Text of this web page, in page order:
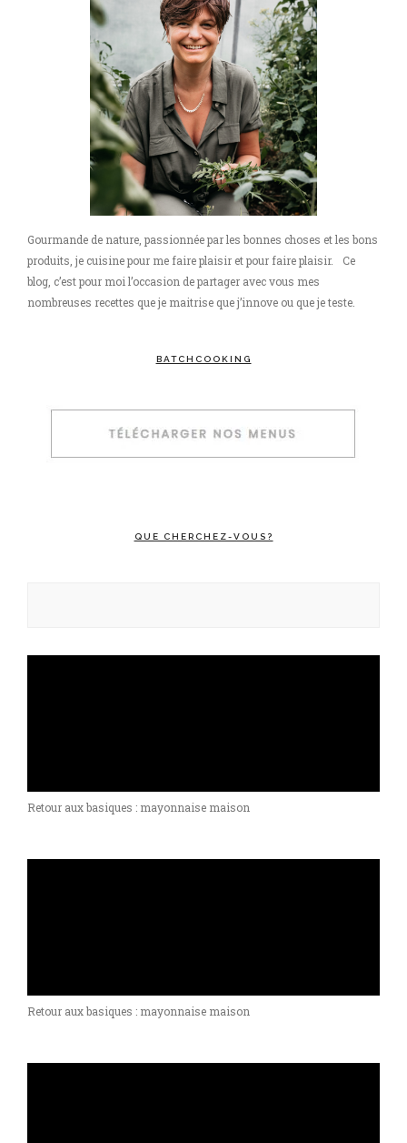
Gourmande de nature, passionnée par les bonnes choses et les bons
produits, je cuisine pour me faire plaisir et pour faire plaisir. Ce
blog, c’est pour moi l’occasion de partager avec vous mes
nombreuses recettes que je maitrise que j’innove ou que je teste.
BATCHCOOKING
QUE CHERCHEZ-VOUS?
Retour aux basiques : mayonnaise maison
Retour aux basiques : mayonnaise maison